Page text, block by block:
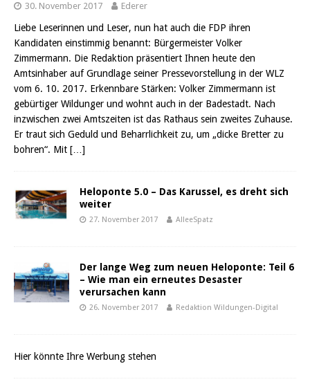
30. November 2017 Ederer
Liebe Leserinnen und Leser, nun hat auch die FDP ihren
Kandidaten einstimmig benannt: Bürgermeister Volker
Zimmermann. Die Redaktion präsentiert Ihnen heute den
Amtsinhaber auf Grundlage seiner Pressevorstellung in der WLZ
vom 6. 10. 2017. Erkennbare Stärken: Volker Zimmermann ist
gebürtiger Wildunger und wohnt auch in der Badestadt. Nach
inzwischen zwei Amtszeiten ist das Rathaus sein zweites Zuhause.
Er traut sich Geduld und Beharrlichkeit zu, um „dicke Bretter zu
bohren“. Mit […]
Heloponte 5.0 – Das Karussel, es dreht sich
weiter
27. November 2017 AlleeSpatz
Der lange Weg zum neuen Heloponte: Teil 6
– Wie man ein erneutes Desaster
verursachen kann
26. November 2017 Redaktion Wildungen-Digital
Hier könnte Ihre Werbung stehen